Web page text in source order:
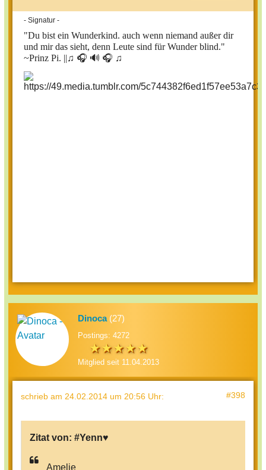
- Signatur -
"Du bist ein Wunderkind. auch wenn niemand außer dir
und mir das sieht, denn Leute sind für Wunder blind."
~Prinz Pi. ||♫ 🎧 🔊 🎧 ♫
Dinoca(27)
Postings: 4272
Mitglied seit 11.04.2013
schrieb am 24.02.2014 um 20:56 Uhr: #398
Zitat von: #Yenn♥
Amelie